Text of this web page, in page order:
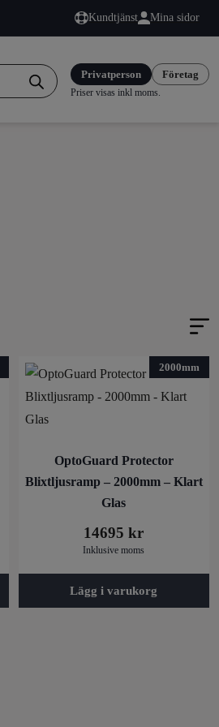
Kundtjänst Mina sidor
Privatperson Företag
Priser visas inkl moms.
2000mm
OptoGuard Protector
Blixtljusramp – 2000mm – Klart
Glas
14695kr
Inklusive moms
Lägg i varukorg